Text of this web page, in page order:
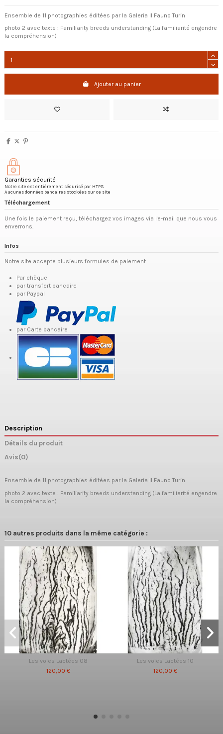
Ensemble de 11 photographies éditées par la Galeria Il Fauno Turin
photo 2 avec texte : Familiarity breeds understanding (La familiarité engendre
la compréhension)
Ajouter au panier
Garanties sécurité
Notre site est entièrement sécurisé par HTPS
Aucunes données bancaires stockées sur ce site
Téléchargement
Une fois le paiement reçu, téléchargez vos images via l'e-mail que nous vous
enverrons.
Infos
Notre site accepte plusieurs formules de paiement :
Par chèque
par transfert bancaire
par Paypal
par Carte bancaire
Description
Détails du produit
Avis(0)
Ensemble de 11 photographies éditées par la Galeria Il Fauno Turin
photo 2 avec texte : Familiarity breeds understanding (La familiarité engendre
la compréhension)
10 autres produits dans la même catégorie :
Les voies Lactées 08
120,00 €
Les voies Lactées 10
120,00 €